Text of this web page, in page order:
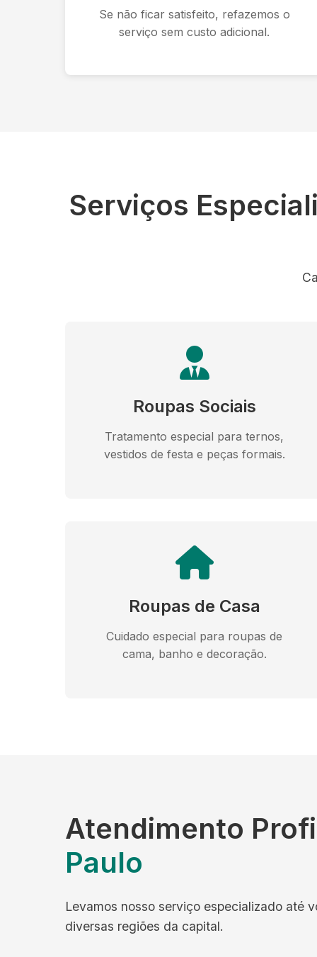
Se não ficar satisfeito, refazemos o
serviço sem custo adicional.
Serviços
Roupas Sociais
Tratamento especial para ternos,
vestidos de festa e peças formais.
Roupas de Casa
Cuidado especial para roupas de
cama, banho e decoração.
Atendimento
Paulo
Levamos nosso serviço especializado até
diversas regiões da capital.